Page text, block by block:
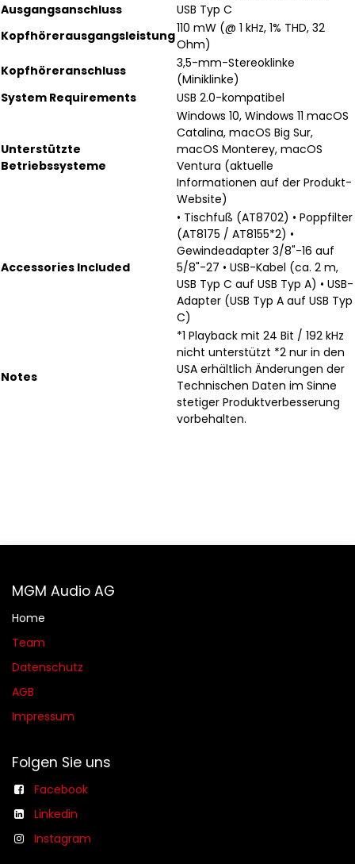
Ausgangsanschluss
USB Typ C
Kopfhörerausgangsleistung110 mW (@ 1 kHz, 1% THD, 32
Ohm)
Kopfhöreranschluss
3,5-mm-Stereoklinke
(Miniklinke)
System Requirements
USB 2.0-kompatibel
Unterstützte
Betriebssysteme
Windows 10, Windows 11 macOS
Catalina, macOS Big Sur,
macOS Monterey, macOS
Ventura (aktuelle
Informationen auf der Produkt-
Website)
Accessories Included
• Tischfuß (AT8702) • Poppfilter
(AT8175 / AT8155*2) •
Gewindeadapter 3/8"-16 auf
5/8"-27 • USB-Kabel (ca. 2 m,
USB Typ C auf USB Typ A) • USB-
Adapter (USB Typ A auf USB Typ
C)
Notes
*1 Playback mit 24 Bit / 192 kHz
nicht unterstützt *2 nur in den
USA erhältlich Änderungen der
Technischen Daten im Sinne
stetiger Produktverbesserung
vorbehalten.
MGM Audio AG
Home
Team
Datenschutz
AGB​​
Impressum
Folgen Sie uns
Facebook
Linkedin
Instagram